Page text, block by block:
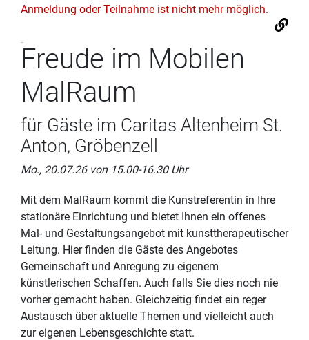
Anmeldung oder Teilnahme ist nicht mehr möglich.
Freude im Mobilen
MalRaum
für Gäste im Caritas Altenheim St.
Anton, Gröbenzell
Mo., 20.07.26 von 15.00-16.30 Uhr
Mit dem MalRaum kommt die Kunstreferentin in Ihre
stationäre Einrichtung und bietet Ihnen ein offenes
Mal- und Gestaltungsangebot mit kunsttherapeutischer
Leitung. Hier finden die Gäste des Angebotes
Gemeinschaft und Anregung zu eigenem
künstlerischen Schaffen. Auch falls Sie dies noch nie
vorher gemacht haben. Gleichzeitig findet ein reger
Austausch über aktuelle Themen und vielleicht auch
zur eigenen Lebensgeschichte statt.